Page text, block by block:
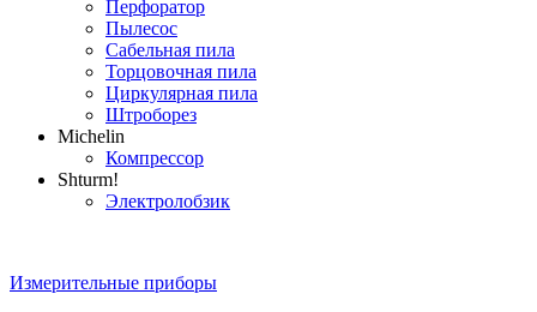
Перфоратор
Пылесос
Сабельная пила
Торцовочная пила
Циркулярная пила
Штроборез
Michelin
Компрессор
Shturm!
Электролобзик
Измерительные приборы